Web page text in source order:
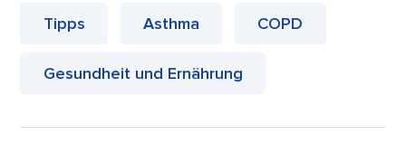
Tipps Asthma COPD
Gesundheit und Ernährung